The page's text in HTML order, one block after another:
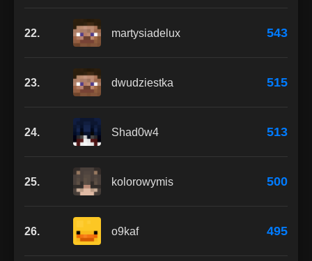
22. martysiadelux 543
23. dwudziestka 515
24. Shad0w4 513
25. kolorowymis 500
26. o9kaf 495